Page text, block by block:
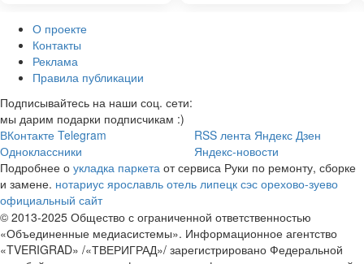
О проекте
Контакты
Реклама
Правила публикации
Подписывайтесь на наши соц. сети:
мы дарим подарки подписчикам :)
ВКонтакте Telegram
Одноклассники
RSS лента Яндекс Дзен
Яндекс-новости
Подробнее о укладка паркета от сервиса Руки по ремонту, сборке
и замене. нотариус ярославль отель липецк сэс орехово-зуево
официальный сайт
© 2013-2025 Общество с ограниченной ответственностью
«Объединенные медиасистемы». Информационное агентство
«TVERIGRAD» /«ТВЕРИГРАД»/ зарегистрировано Федеральной